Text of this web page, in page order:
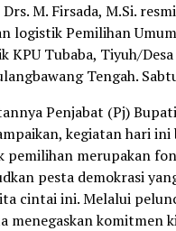
M. Firsada, M.Si.
logistik Pemilihan
KPU Tubaba, Tiyuh/
Tengah.
Penjabat (Pj)
kegiatan hari
pemilihan merupakan
pesta demokrasi
cintai ini. Melalui
menegaskan komitmen